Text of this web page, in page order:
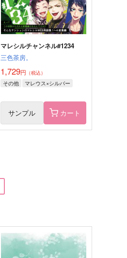
サンプル 作品詳細
３
サンプル 作品詳細
マレシルチャンネル#1234
三色茶房。
1,729円 （税込）
その他 マレウス×シルバー
サンプル カート